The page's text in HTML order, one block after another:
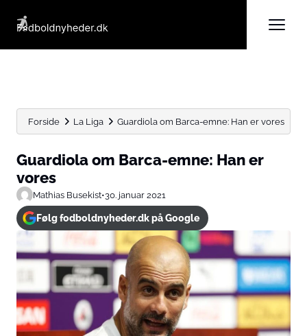
Forside La Liga Guardiola om Barca-emne: Han er vores
Guardiola om Barca-emne: Han er
vores
Mathias Busekist•30. januar 2021
Følg fodboldnyheder.dk på Google